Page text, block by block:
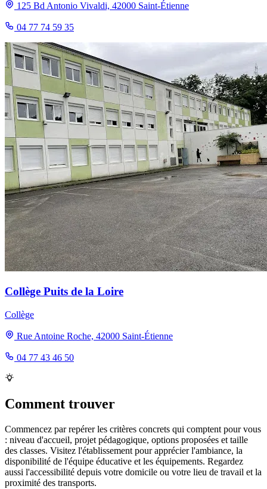
125 Bd Antonio Vivaldi, 42000 Saint-Étienne
04 77 74 59 35
Collège Puits de la Loire
Collège
Rue Antoine Roche, 42000 Saint-Étienne
04 77 43 46 50
Comment trouver
Commencez par repérer les critères concrets qui comptent pour vous
: niveau d'accueil, projet pédagogique, options proposées et taille
des classes. Visitez l'établissement pour apprécier l'ambiance, la
disponibilité de l'équipe éducative et les équipements. Regardez
aussi l'accessibilité depuis votre domicile ou votre lieu de travail et la
proximité des transports.